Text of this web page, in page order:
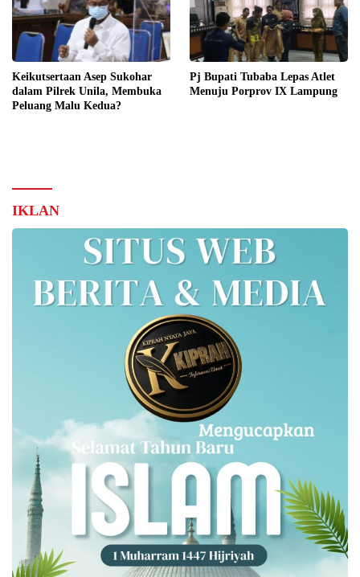
Keikutsertaan Asep Sukohar
dalam Pilrek Unila, Membuka
Peluang Malu Kedua?
Pj Bupati Tubaba Lepas Atlet
Menuju Porprov IX Lampung
IKLAN